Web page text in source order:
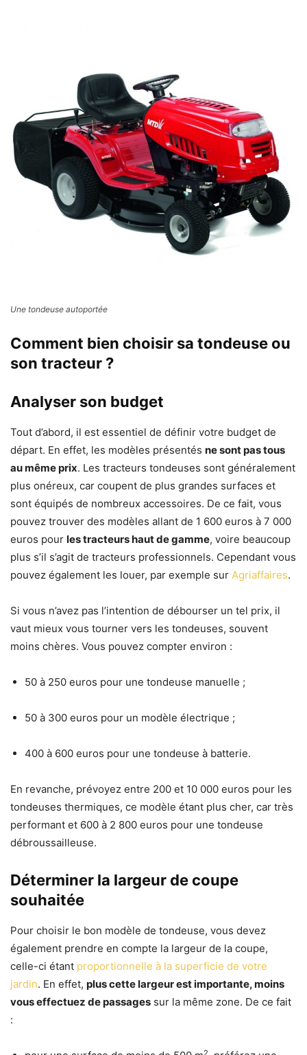
Une tondeuse autoportée
Comment bien choisir sa tondeuse ou
son tracteur ?
Analyser son budget
Tout d’abord, il est essentiel de définir votre budget de
départ. En effet, les modèles présentés ne sont pas tous
au même prix. Les tracteurs tondeuses sont généralement
plus onéreux, car coupent de plus grandes surfaces et
sont équipés de nombreux accessoires. De ce fait, vous
pouvez trouver des modèles allant de 1 600 euros à 7 000
euros pour les tracteurs haut de gamme, voire beaucoup
plus s’il s’agit de tracteurs professionnels. Cependant vous
pouvez également les louer, par exemple sur Agriaffaires.
Si vous n’avez pas l’intention de débourser un tel prix, il
vaut mieux vous tourner vers les tondeuses, souvent
moins chères. Vous pouvez compter environ :
50 à 250 euros pour une tondeuse manuelle ;
50 à 300 euros pour un modèle électrique ;
400 à 600 euros pour une tondeuse à batterie.
En revanche, prévoyez entre 200 et 10 000 euros pour les
tondeuses thermiques, ce modèle étant plus cher, car très
performant et 600 à 2 800 euros pour une tondeuse
débroussailleuse.
Déterminer la largeur de coupe
souhaitée
Pour choisir le bon modèle de tondeuse, vous devez
également prendre en compte la largeur de la coupe,
celle-ci étant proportionnelle à la superficie de votre
jardin. En effet, plus cette largeur est importante, moins
vous effectuez de passages sur la même zone. De ce fait
:
2